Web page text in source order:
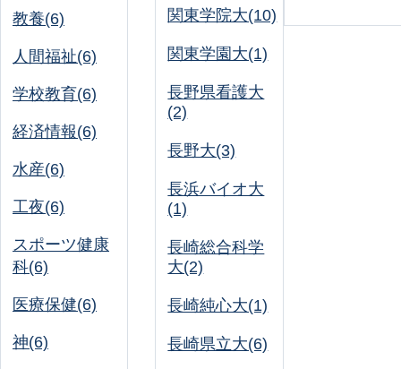
教養(6)
人間福祉(6)
学校教育(6)
経済情報(6)
水産(6)
工夜(6)
スポーツ健康
科(6)
医療保健(6)
神(6)
関東学院大(10)
関東学園大(1)
長野県看護大
(2)
長野大(3)
長浜バイオ大
(1)
長崎総合科学
大(2)
長崎純心大(1)
長崎県立大(6)